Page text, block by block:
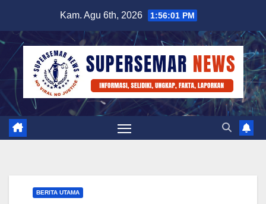
content
Kam. Agu 6th, 2026 1:56:01 PM
BERITA UTAMA